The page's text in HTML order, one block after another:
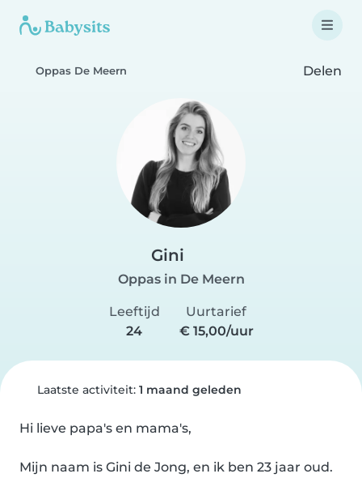
Oppas De Meern Delen
Gini
Oppas in De Meern
Leeftijd
24
Uurtarief
€ 15,00/uur
Laatste activiteit: 1 maand geleden
Hi lieve papa's en mama's,
Mijn naam is Gini de Jong, en ik ben 23 jaar oud.